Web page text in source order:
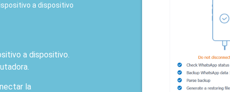
a dispositivo
dispositivo a
a la computadora.
la